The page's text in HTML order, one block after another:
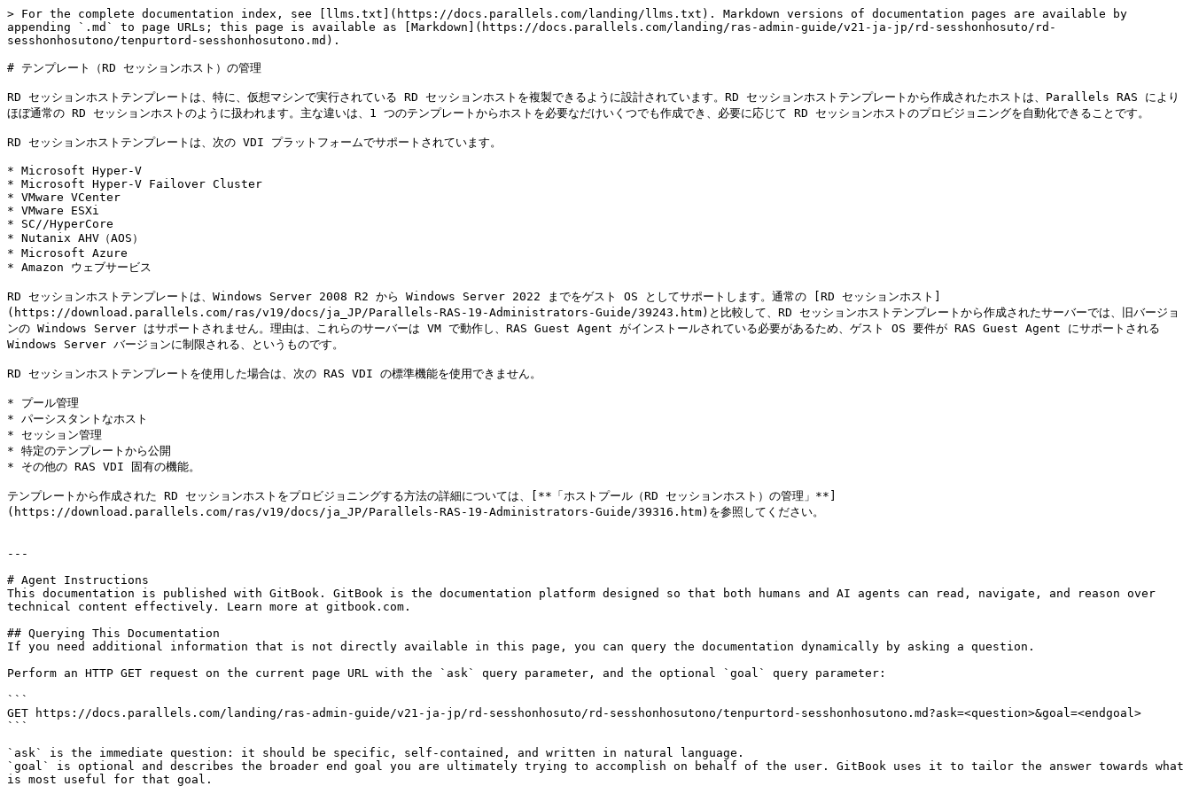
> For the complete documentation index, see [llms.txt](https://docs.parallels.com/landing/llms.txt). Markdown versions of documentation pages are available by
appending `.md` to page URLs; this page is available as [Markdown](https://docs.parallels.com/landing/ras-admin-guide/v21-ja-jp/rd-sesshonhosuto/rd-
sesshonhosutono/tenpurtord-sesshonhosutono.md).
# テンプレート（RD セッションホスト）の管理
RD セッションホストテンプレートは、特に、仮想マシンで実行されている RD セッションホストを複製できるように設計されています。RD セッションホストテンプレートから作成されたホストは、Parallels RAS により
ほぼ通常の RD セッションホストのように扱われます。主な違いは、1 つのテンプレートからホストを必要なだけいくつでも作成でき、必要に応じて RD セッションホストのプロビジョニングを自動化できることです。
RD セッションホストテンプレートは、次の VDI プラットフォームでサポートされています。
* Microsoft Hyper-V
* Microsoft Hyper-V Failover Cluster
* VMware VCenter
* VMware ESXi
* SC//HyperCore
* Nutanix AHV（AOS）
* Microsoft Azure
* Amazon ウェブサービス
RD セッションホストテンプレートは、Windows Server 2008 R2 から Windows Server 2022 までをゲスト OS としてサポートします。通常の [RD セッションホスト]
(https://download.parallels.com/ras/v19/docs/ja_JP/Parallels-RAS-19-Administrators-Guide/39243.htm)と比較して、RD セッションホストテンプレートから作成されたサーバーでは、旧バージョ
ンの Windows Server はサポートされません。理由は、これらのサーバーは VM で動作し、RAS Guest Agent がインストールされている必要があるため、ゲスト OS 要件が RAS Guest Agent にサポートされる
Windows Server バージョンに制限される、というものです。
RD セッションホストテンプレートを使用した場合は、次の RAS VDI の標準機能を使用できません。
* プール管理
* パーシスタントなホスト
* セッション管理
* 特定のテンプレートから公開
* その他の RAS VDI 固有の機能。
テンプレートから作成された RD セッションホストをプロビジョニングする方法の詳細については、[**「ホストプール（RD セッションホスト）の管理」**]
(https://download.parallels.com/ras/v19/docs/ja_JP/Parallels-RAS-19-Administrators-Guide/39316.htm)を参照してください。
---
# Agent Instructions
This documentation is published with GitBook. GitBook is the documentation platform designed so that both humans and AI agents can read, navigate, and reason over
technical content effectively. Learn more at gitbook.com.
## Querying This Documentation
If you need additional information that is not directly available in this page, you can query the documentation dynamically by asking a question.
Perform an HTTP GET request on the current page URL with the `ask` query parameter, and the optional `goal` query parameter:
```
GET https://docs.parallels.com/landing/ras-admin-guide/v21-ja-jp/rd-sesshonhosuto/rd-sesshonhosutono/tenpurtord-sesshonhosutono.md?ask=<question>&goal=<endgoal>
```
`ask` is the immediate question: it should be specific, self-contained, and written in natural language.
`goal` is optional and describes the broader end goal you are ultimately trying to accomplish on behalf of the user. GitBook uses it to tailor the answer towards what
is most useful for that goal.